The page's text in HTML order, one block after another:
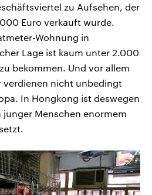
zu Aufsehen, der
Euro verkauft wurde.
Wohnung in
Lage ist kaum unter 2.000
bekommen. Und vor allem
verdienen nicht unbedingt
In Hongkong ist deswegen
junger Menschen enormem